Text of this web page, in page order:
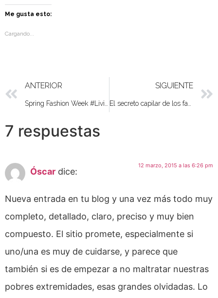
Me gusta esto:
Cargando...
ANTERIOR SIGUIENTE
7 respuestas
Óscar dice:
12 marzo, 2015 a las 6:26 pm
Nueva entrada en tu blog y una vez más todo muy
completo, detallado, claro, preciso y muy bien
compuesto. El sitio promete, especialmente si
uno/una es muy de cuidarse, y parece que
también si es de empezar a no maltratar nuestras
pobres extremidades, esas grandes olvidadas. Lo